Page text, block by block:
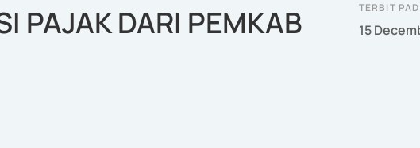
PAJAK DARI PEMKAB
TERBIT
15